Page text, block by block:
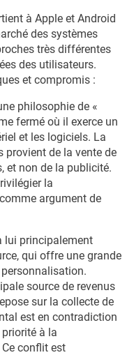
à Apple et Android
des systèmes
très différentes
des utilisateurs.
et compromis :
philosophie de «
fermé où il exerce un
et les logiciels. La
provient de la vente de
et non de la publicité.
la
argument de
lui principalement
qui offre une grande
source de revenus
sur la collecte de
est en contradiction
à la
conflit est